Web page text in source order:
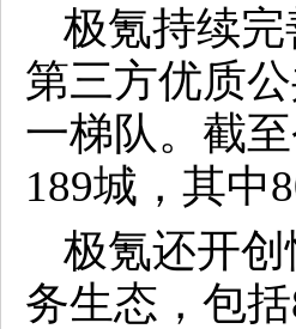
极氪持续
第三方优质
一梯队。截
189城，其中
极氪还开
务生态，包